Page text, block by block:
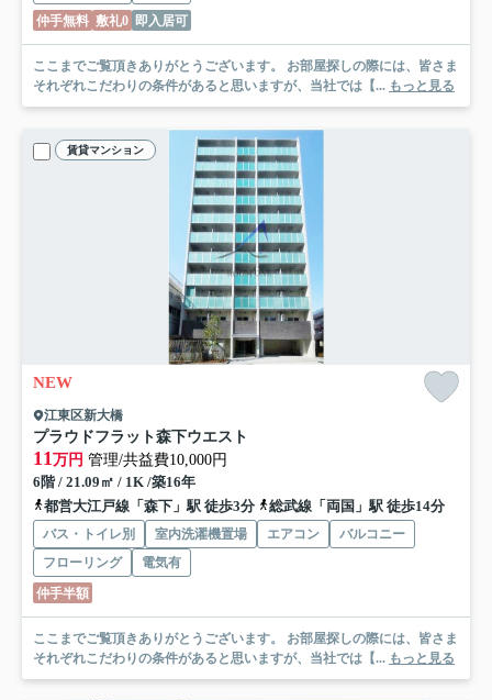
仲手無料 敷礼0 即入居可
ここまでご覧頂きありがとうございます。 お部屋探しの際には、皆さま
それぞれこだわりの条件があると思いますが、当社では【... もっと見る
賃貸マンション
NEW
江東区新大橋
プラウドフラット森下ウエスト
11万円 管理/共益費10,000円
6階 / 21.09㎡ / 1K /築16年
都営大江戸線「森下」駅 徒歩3分
総武線「両国」駅 徒歩14分
バス・トイレ別 室内洗濯機置場 エアコン
バルコニー
フローリング
電気有
仲手半額
ここまでご覧頂きありがとうございます。 お部屋探しの際には、皆さま
それぞれこだわりの条件があると思いますが、当社では【... もっと見る